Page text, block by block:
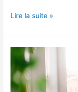
Lire la suite »
Comparatif
meilleurs
babyphones